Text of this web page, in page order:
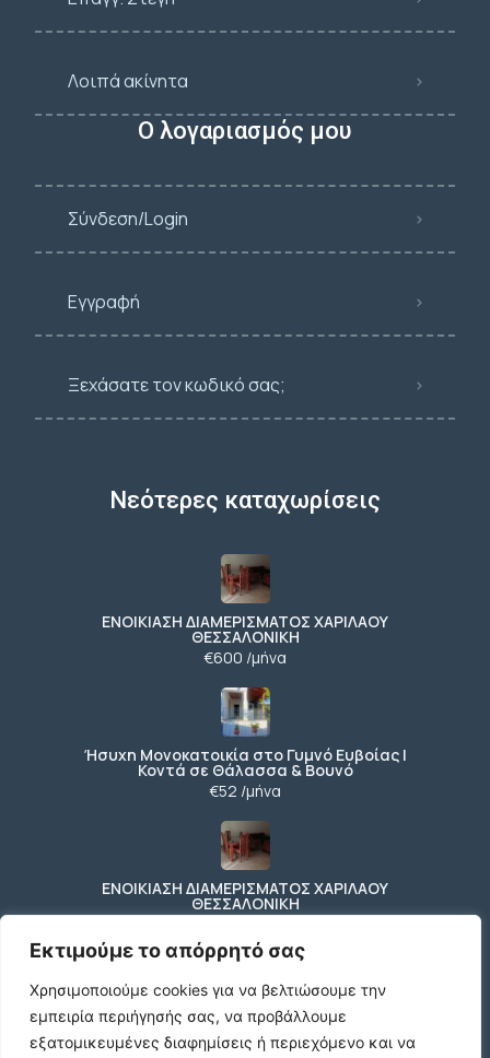
Εκτιμούμε το απόρρητό σας
Χρησιμοποιούμε cookies για να βελτιώσουμε την
εμπειρία περιήγησής σας, να προβάλλουμε
εξατομικευμένες διαφημίσεις ή περιεχόμενο και να
Λοιπά ακίνητα
Ο λογαριασμός μου
Σύνδεση/Login
Εγγραφή
Ξεχάσατε τον κωδικό σας;
Νεότερες καταχωρίσεις
ΕΝΟΙΚΙΑΣΗ ΔΙΑΜΕΡΙΣΜΑΤΟΣ ΧΑΡΙΛΑΟΥ
ΘΕΣΣΑΛΟΝΙΚΗ
€600 /μήνα
Ήσυχη Μονοκατοικία στο Γυμνό Ευβοίας |
Κοντά σε Θάλασσα & Βουνό
€52 /μήνα
ΕΝΟΙΚΙΑΣΗ ΔΙΑΜΕΡΙΣΜΑΤΟΣ ΧΑΡΙΛΑΟΥ
ΘΕΣΣΑΛΟΝΙΚΗ
Κωδικος ακινητου Μ480 καταστημα στον
Ευοσμο